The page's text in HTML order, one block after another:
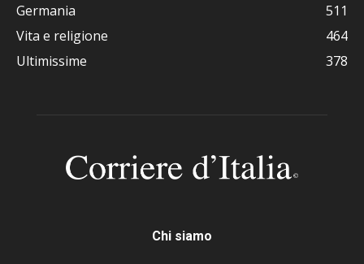
Germania
511
Vita e religione
464
Ultimissime
378
Chi siamo